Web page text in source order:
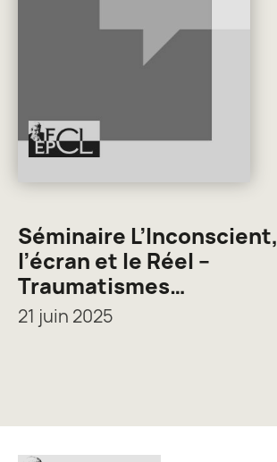
Séminaire L’Inconscient,
l’écran et le Réel –
Traumatismes…
21 juin 2025